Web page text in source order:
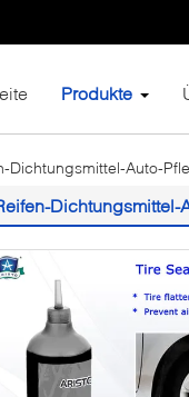
Produkte
Dichtungsmittel-Auto-
Dichtungsmittel-